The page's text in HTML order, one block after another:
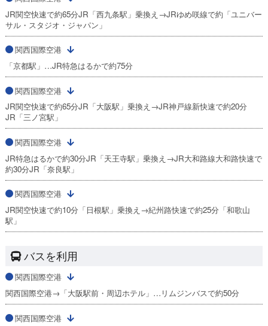
JR関空快速で約65分JR「西九条駅」乗換え→JRゆめ咲線で約「ユニバー
サル・スタジオ・ジャパン」
関西国際空港
「京都駅」…JR特急はるかで約75分
関西国際空港
JR関空快速で約65分JR「大阪駅」乗換え→JR神戸線新快速で約20分
JR「三ノ宮駅」
関西国際空港
JR特急はるかで約30分JR「天王寺駅」乗換え→JR大和路線大和路快速で
約30分JR「奈良駅」
関西国際空港
JR関空快速で約10分「日根駅」乗換え→紀州路快速で約25分「和歌山
駅」
バスを利用
関西国際空港
関西国際空港→「大阪駅前・周辺ホテル」…リムジンバスで約50分
関西国際空港